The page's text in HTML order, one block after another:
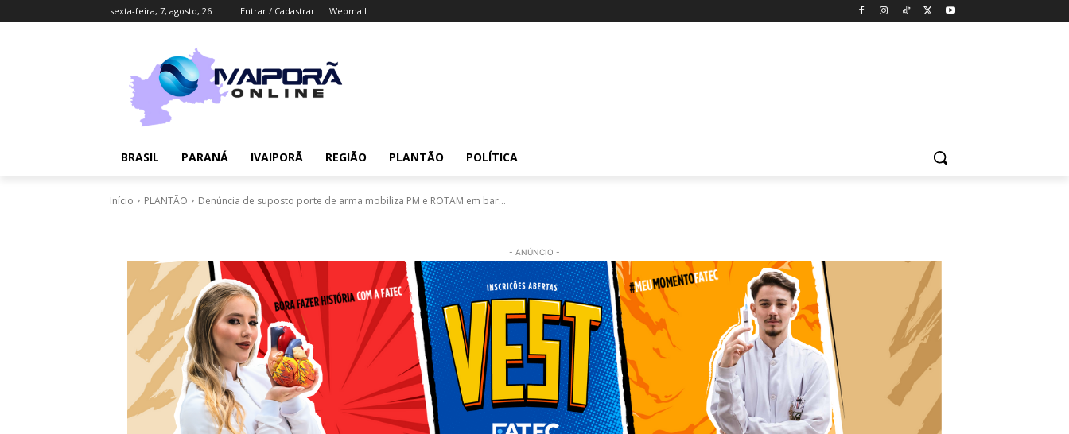
sexta-feira, 7, agosto, 26 Entrar / Cadastrar Webmail
BRASIL PARANÁ IVAIPORÃ REGIÃO PLANTÃO POLÍTICA
Início PLANTÃO Denúncia de suposto porte de arma mobiliza PM e ROTAM em bar...
- ANÚNCIO -